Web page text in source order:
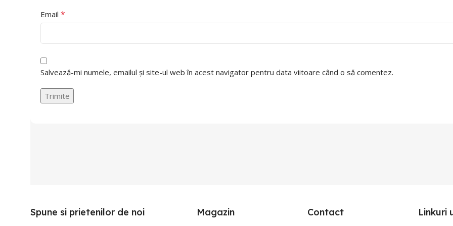
Email *
Salvează-mi numele, emailul și site-ul web în acest navigator pentru data viitoare când o să comentez.
Spune si prietenilor de noi Magazin Contact Linkuri